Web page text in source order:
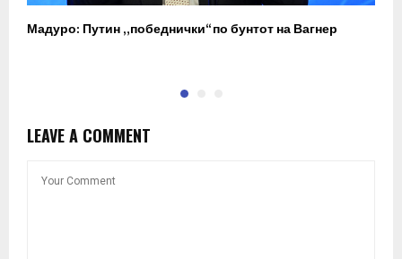
Мадуро: Путин „победнички“ по бунтот на Вагнер
LEAVE A COMMENT